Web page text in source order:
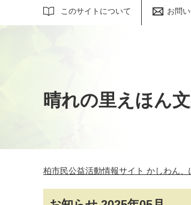
このサイトについて お問
サイト内検索
晴れの里えほん
柏市民公益活動情報サイト かしわん、